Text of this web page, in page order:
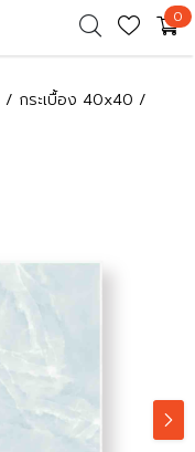
0
กระเบื้อง 40x40